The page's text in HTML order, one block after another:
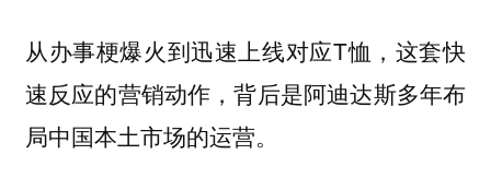
从办事梗爆火到迅速上线对应T恤，这套快
速反应的营销动作，背后是阿迪达斯多年布
局中国本土市场的运营。